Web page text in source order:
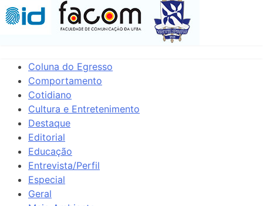
Coluna do Egresso
Comportamento
Cotidiano
Cultura e Entretenimento
Destaque
Editorial
Educação
Entrevista/Perfil
Especial
Geral